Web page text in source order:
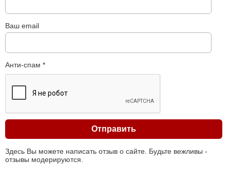
Ваш email
Анти-спам *
Здесь Вы можете написать отзыв о сайте. Будьте вежливы -
отзывы модерируются.